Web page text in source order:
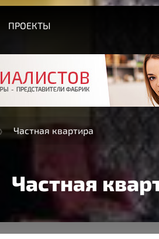
ПРОЕКТЫ
Частная квартира
Частная